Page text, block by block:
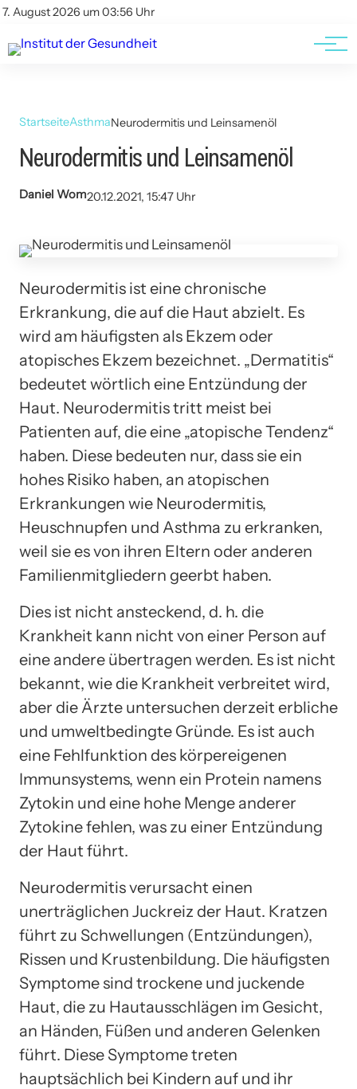
7. August 2026 um 03:56 Uhr
Kontakt
Kontakt
AGBs
StartseiteAsthmaNeurodermitis und Leinsamenöl
Neurodermitis und Leinsamenöl
Daniel Wom20.12.2021, 15:47 Uhr
Neurodermitis ist eine chronische
Erkrankung, die auf die Haut abzielt. Es
wird am häufigsten als Ekzem oder
atopisches Ekzem bezeichnet. „Dermatitis“
bedeutet wörtlich eine Entzündung der
Haut. Neurodermitis tritt meist bei
Patienten auf, die eine „atopische Tendenz“
haben. Diese bedeuten nur, dass sie ein
hohes Risiko haben, an atopischen
Erkrankungen wie Neurodermitis,
Heuschnupfen und Asthma zu erkranken,
weil sie es von ihren Eltern oder anderen
Familienmitgliedern geerbt haben.
Dies ist nicht ansteckend, d. h. die
Krankheit kann nicht von einer Person auf
eine andere übertragen werden. Es ist nicht
bekannt, wie die Krankheit verbreitet wird,
aber die Ärzte untersuchen derzeit erbliche
und umweltbedingte Gründe. Es ist auch
eine Fehlfunktion des körpereigenen
Immunsystems, wenn ein Protein namens
Zytokin und eine hohe Menge anderer
Zytokine fehlen, was zu einer Entzündung
der Haut führt.
Neurodermitis verursacht einen
unerträglichen Juckreiz der Haut. Kratzen
führt zu Schwellungen (Entzündungen),
Rissen und Krustenbildung. Die häufigsten
Symptome sind trockene und juckende
Haut, die zu Hautausschlägen im Gesicht,
an Händen, Füßen und anderen Gelenken
führt. Diese Symptome treten
hauptsächlich bei Kindern auf und ihr